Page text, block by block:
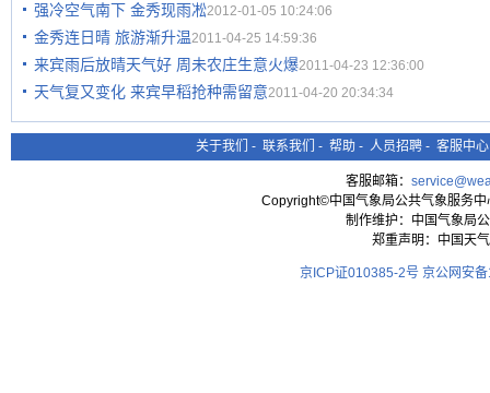
强冷空气南下 金秀现雨凇2012-01-05 10:24:06
金秀连日晴 旅游渐升温2011-04-25 14:59:36
来宾雨后放晴天气好 周未农庄生意火爆2011-04-23 12:36:00
天气复又变化 来宾早稻抢种需留意2011-04-20 20:34:34
关于我们 - 联系我们 - 帮助 - 人员招聘 - 客服中心
客服邮箱：
Copyright©中国气象局公共气象服务
制作维护：中国气象局
郑重声明：中国天
京ICP证010385-2号 京公网安